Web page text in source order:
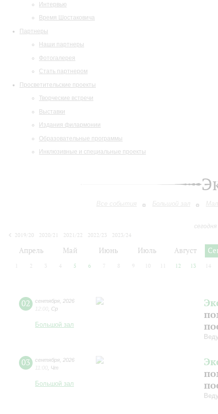
Интервью
Время Шостаковича
Партнеры
Наши партнеры
Фотогалерея
Стать партнером
Просветительские проекты
Творческие встречи
Выставки
Издания филармонии
Образовательные программы
Инклюзивные и специальные проекты
Все события Большой зал
2019/20
2020/21 2021/22 2022/23
2023/24
Апрель Май Июнь Июль Август
2 3 4 5 6 7 8 9 10 12 13 14
02 сентября 2026
12:00 Ср
Большой зал
03 сентября 2026
11:00 Чт
Большой зал